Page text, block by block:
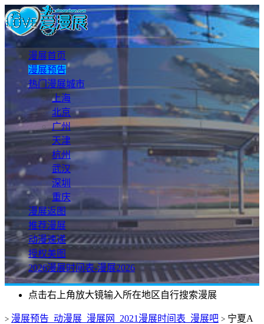
漫展首页
漫展预告
热门漫展城市
上海
北京
广州
天津
杭州
武汉
深圳
重庆
漫展返图
推荐漫展
动漫速递
授权美图
2026漫展时间表-漫展2026
点击右上角放大镜输入所在地区自行搜索漫展
> 漫展预告_动漫展_漫展网_2021漫展时间表_漫展吧 > 宁夏A